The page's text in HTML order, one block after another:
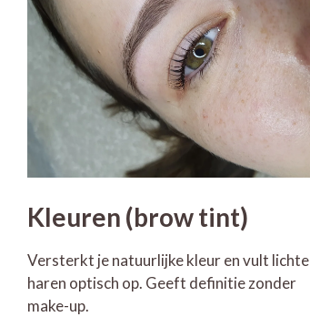
Kleuren (brow tint)
Versterkt je natuurlijke kleur en vult lichte
haren optisch op. Geeft definitie zonder
make-up.